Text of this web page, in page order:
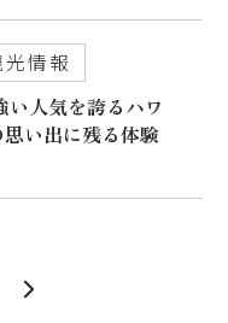
光情報
い人気を誇るハワ
い出に残る体験